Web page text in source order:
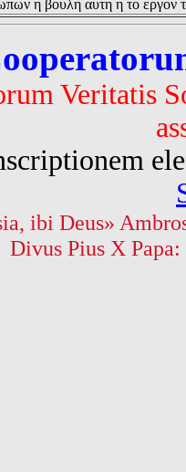
η βουλη αυτη η το εργον
Veritatis
ibi Deus»
Divus Pius X Papa: